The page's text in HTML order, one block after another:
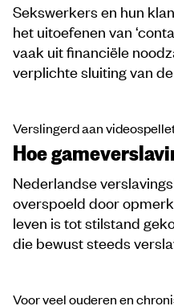
Sekswerkers en hun
het uitoefenen van
vaak uit financiële
verplichte sluiting van
Verslingerd aan
Hoe
Nederlandse
overspoeld door
leven is tot stilstand
die bewust steeds
Voor veel ouderen en